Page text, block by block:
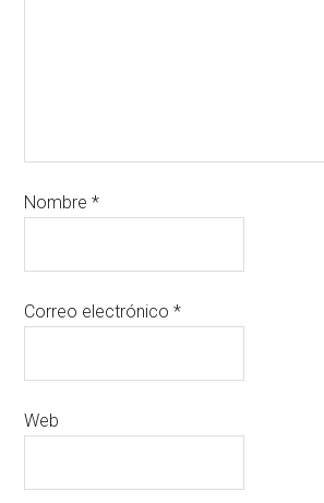
Nombre*
Correo electrónico*
Web